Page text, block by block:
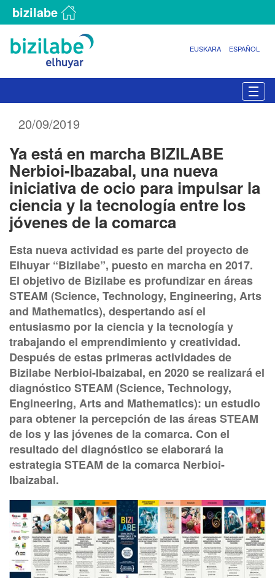
bizilabe
EUSKARA ESPAÑOL
20/09/2019
Ya está en marcha BIZILABE
Nerbioi-Ibazabal, una nueva
iniciativa de ocio para impulsar la
ciencia y la tecnología entre los
jóvenes de la comarca
Esta nueva actividad es parte del proyecto de
Elhuyar “Bizilabe”, puesto en marcha en 2017.
El objetivo de Bizilabe es profundizar en áreas
STEAM (Science, Technology, Engineering, Arts
and Mathematics), despertando así el
entusiasmo por la ciencia y la tecnología y
trabajando el emprendimiento y creatividad.
Después de estas primeras actividades de
Bizilabe Nerbioi-Ibaizabal, en 2020 se realizará el
diagnóstico STEAM (Science, Technology,
Engineering, Arts and Mathematics): un estudio
para obtener la percepción de las áreas STEAM
de los y las jóvenes de la comarca. Con el
resultado del diagnóstico se elaborará la
estrategia STEAM de la comarca Nerbioi-
Ibaizabal.